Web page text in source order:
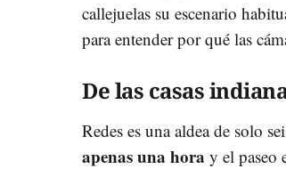
callejuelas su escenario
para entender por qué las
De las casas
Redes es una aldea de solo
apenas una hora y el paseo